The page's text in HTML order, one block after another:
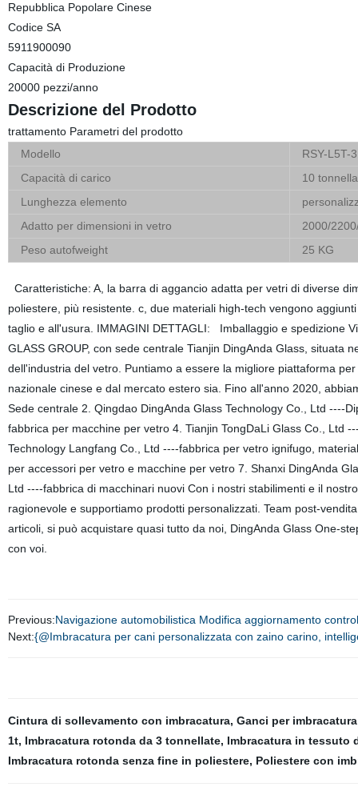
Repubblica Popolare Cinese
Codice SA
5911900090
Capacità di Produzione
20000 pezzi/anno
Descrizione del Prodotto
trattamento Parametri del prodotto
Modello
RSY-L5T-
Capacità di carico
10
Lunghezza elemento
Adatto per dimensioni in vetro
2000/
Peso autofweight
25 KG
Caratteristiche: A, la barra di aggancio adatta per vetri di diverse
poliestere, più resistente. c, due materiali high-tech vengono
taglio e all'usura. IMMAGINI DETTAGLI: Imballaggio e
GLASS GROUP, con sede centrale Tianjin DingAnda Glass, situata
dell'industria del vetro. Puntiamo a essere la migliore piattaforma
nazionale cinese e dal mercato estero sia. Fino all'anno 2020,
Sede centrale 2. Qingdao DingAnda Glass Technology Co., Ltd ----
fabbrica per macchine per vetro 4. Tianjin TongDaLi Glass Co., Ltd
Technology Langfang Co., Ltd ----fabbrica per vetro ignifugo,
per accessori per vetro e macchine per vetro 7. Shanxi DingAnda
Ltd ----fabbrica di macchinari nuovi Con i nostri stabilimenti e il
ragionevole e supportiamo prodotti personalizzati. Team post-
articoli, si può acquistare quasi tutto da noi, DingAnda Glass One-
con voi.
Previous:Navigazione automobilistica Modifica aggiornamento
Next:{@Imbracatura per cani personalizzata con zaino carino,
Cintura di sollevamento con imbracatura, Ganci per
1t, Imbracatura rotonda da 3 tonnellate, Imbracatura in tessuto
Imbracatura rotonda senza fine in poliestere, Poliestere con